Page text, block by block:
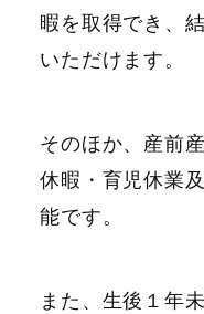
暇を取得でき、
いただけます。
そのほか、産前
休暇・育児休業
能です。
また、生後１年